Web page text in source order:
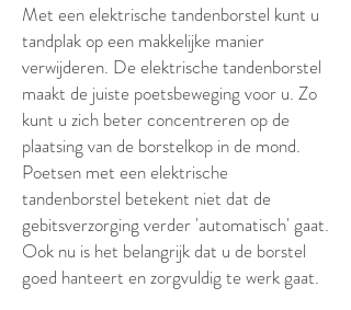
Met een elektrische tandenborstel kunt u
tandplak op een makkelijke manier
verwijderen. De elektrische tandenborstel
maakt de juiste poetsbeweging voor u. Zo
kunt u zich beter concentreren op de
plaatsing van de borstelkop in de mond.
Poetsen met een elektrische
tandenborstel betekent niet dat de
gebitsverzorging verder 'automatisch' gaat.
Ook nu is het belangrijk dat u de borstel
goed hanteert en zorgvuldig te werk gaat.